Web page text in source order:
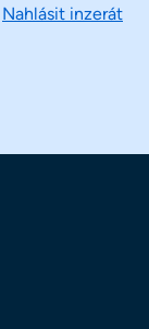
Nahlásit inzerát